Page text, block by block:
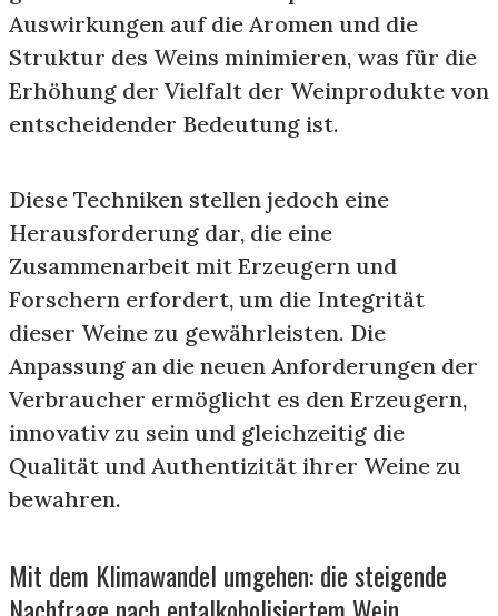
Auswirkungen auf die Aromen und die
Struktur des Weins minimieren, was für die
Erhöhung der Vielfalt der Weinprodukte von
entscheidender Bedeutung ist.
Diese Techniken stellen jedoch eine
Herausforderung dar, die eine
Zusammenarbeit mit Erzeugern und
Forschern erfordert, um die Integrität
dieser Weine zu gewährleisten. Die
Anpassung an die neuen Anforderungen der
Verbraucher ermöglicht es den Erzeugern,
innovativ zu sein und gleichzeitig die
Qualität und Authentizität ihrer Weine zu
bewahren.
Mit dem Klimawandel umgehen: die steigende